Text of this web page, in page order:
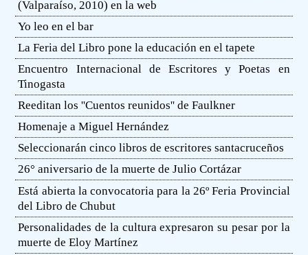
(Valparaíso, 2010) en la web
Yo leo en el bar
La Feria del Libro pone la educación en el tapete
Encuentro Internacional de Escritores y Poetas en
Tinogasta
Reeditan los ''Cuentos reunidos'' de Faulkner
Homenaje a Miguel Hernández
Seleccionarán cinco libros de escritores santacruceños
26° aniversario de la muerte de Julio Cortázar
Está abierta la convocatoria para la 26º Feria Provincial
del Libro de Chubut
Personalidades de la cultura expresaron su pesar por la
muerte de Eloy Martínez